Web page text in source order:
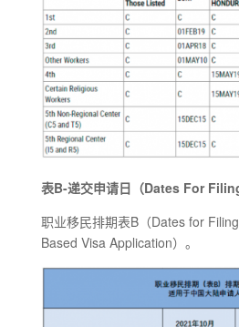
表B-递交申请日（Dates For Filing
职业移民排期表B（Dates for
Based Visa Application）。